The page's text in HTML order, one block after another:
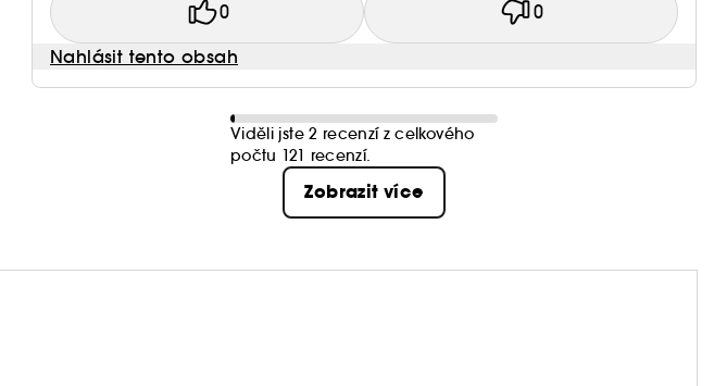
0 0
Nahlásit tento obsah
Viděli jste 2 recenzí z celkového
počtu 121 recenzí.
Zobrazit více